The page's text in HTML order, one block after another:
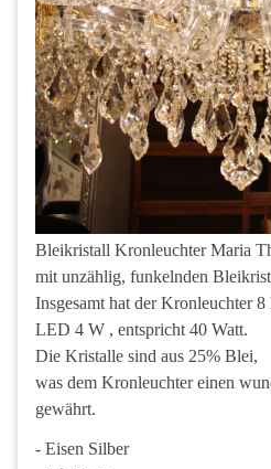
Bleikristall Kronleuchter Maria
mit unzählig, funkelnden
Insgesamt hat der Kronleuchter
LED 4 W , entspricht 40 Watt.
Die Kristalle sind aus 25% Blei,
was dem Kronleuchter einen
gewährt.
- Eisen Silber